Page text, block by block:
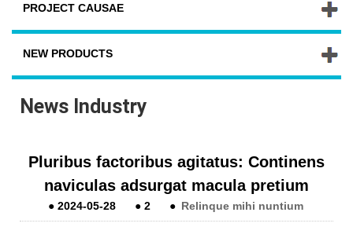
PROJECT CAUSAE
NEW PRODUCTS
News Industry
Pluribus factoribus agitatus: Continens
naviculas adsurgat macula pretium
● 2024-05-28 ● 2 ● Relinque mihi nuntium